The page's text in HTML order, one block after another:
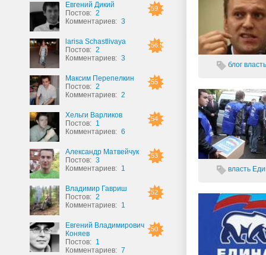
59
Евгений Дикий
Постов: 2
Комментариев: 3
56.5
larisa Schastlivaya
Постов: 2
Комментариев: 3
55
Максим Перепелкин
Постов: 2
Комментариев: 2
54
Хельги Варликов
Постов: 1
Комментариев: 6
53
Александр Матвейчук
Постов: 3
Комментариев: 1
52
Владимир Гавриш
Постов: 2
Комментариев: 1
50
Евгений Владимирович
Коняев
Постов: 1
Комментариев: 7
блог власть
власть